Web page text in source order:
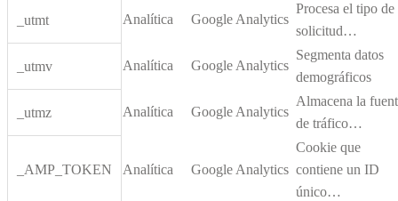
_utmt Analítica Google Analytics
Procesa el tipo de
solicitud…
_utmv Analítica Google Analytics
Segmenta datos
demográficos
_utmz Analítica Google Analytics
Almacena la
de tráfico…
_AMP_TOKEN Analítica Google Analytics
Cookie que
contiene un ID
único…